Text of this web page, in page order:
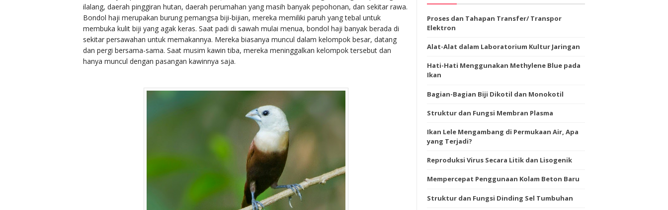
ilalang, daerah pinggiran hutan, daerah perumahan yang masih banyak pepohonan, dan sekitar rawa.
Bondol haji merupakan burung pemangsa biji-bijian, mereka memiliki paruh yang tebal untuk
membuka kulit biji yang agak keras. Saat padi di sawah mulai menua, bondol haji banyak berada di
sekitar persawahan untuk memakannya. Mereka biasanya muncul dalam kelompok besar, datang
dan pergi bersama-sama. Saat musim kawin tiba, mereka meninggalkan kelompok tersebut dan
hanya muncul dengan pasangan kawinnya saja.
Proses dan Tahapan Transfer/ Transpor
Elektron
Alat-Alat dalam Laboratorium Kultur Jaringan
Hati-Hati Menggunakan Methylene Blue pada
Ikan
Bagian-Bagian Biji Dikotil dan Monokotil
Struktur dan Fungsi Membran Plasma
Ikan Lele Mengambang di Permukaan Air, Apa
yang Terjadi?
Reproduksi Virus Secara Litik dan Lisogenik
Mempercepat Penggunaan Kolam Beton Baru
Struktur dan Fungsi Dinding Sel Tumbuhan